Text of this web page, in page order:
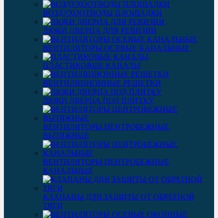
ВОЗДУХООТВОДЫ ПЛОЩАДКИ
ЛЮКИ ДВЕРЦА ДЛЯ РЕВИЗИИ
ВЕНТИЛЯТОРЫ ОСЕВЫЕ КАНАЛЬНЫЕ
ПЛАСТИКОВЫЕ КАНАЛЫ
ВЕНТИЛЯЦИОННЫЕ РЕШЕТКИ
ЛЮКИ ДВЕРЦА ПОД ПЛИТКУ
ВЕНТИЛЯТОРЫ ЦЕНТРОБЕЖНЫЕ
ВЫТЯЖНЫЕ
ВЕНТИЛЯТОРЫ ЦЕНТРОБЕЖНЫЕ
КАНАЛЬНЫЕ
КЛАПАНЫ ДЛЯ ЗАЩИТЫ ОТ ОБРАТНОЙ
ТЯГИ